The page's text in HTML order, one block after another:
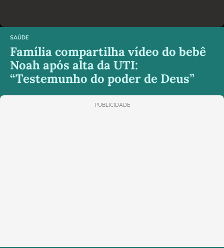
SAÚDE
Família compartilha vídeo do bebê
Noah após alta da UTI:
“Testemunho do poder de Deus”
PUBLICIDADE